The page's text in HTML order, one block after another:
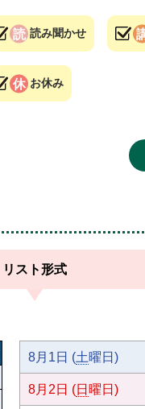
読み聞かせ
お休み
リスト形式
8月1日 (土曜日 )
8月2日 (日 曜日 )